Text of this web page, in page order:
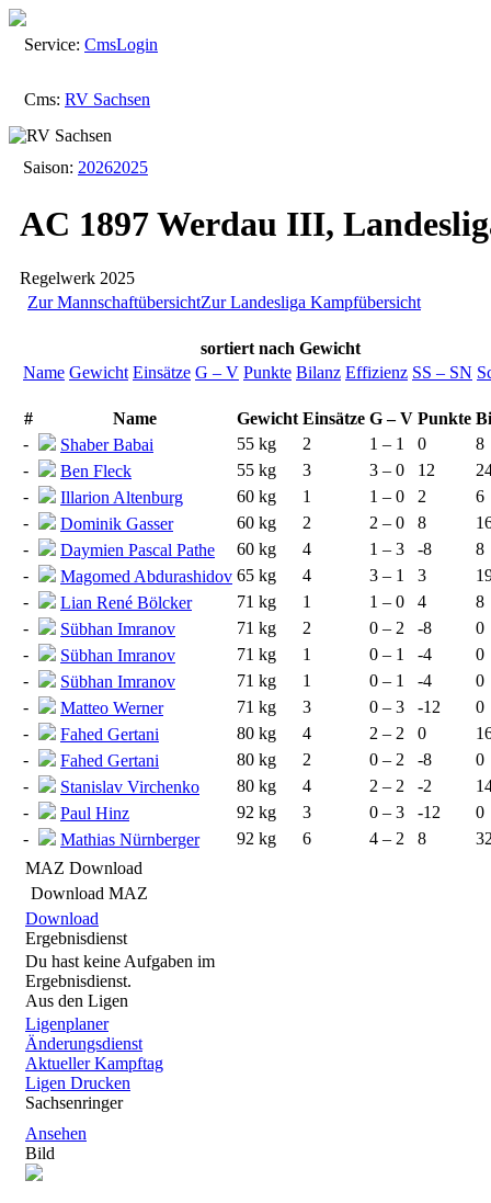
Cms: RV Sachsen
Service: CmsLogin
Saison: 20262025
AC 1897 Werdau III,
Regelwerk 2025
Zur MannschaftübersichtZur Landesliga Kampfübersicht
sortiert nach Gewicht
Name Gewicht Einsätze G – V Punkte Bilanz Effizienz SS – SN
# Name Gewicht Einsätze G – V Punkte
-
Shaber Babai 55 kg 2 1 – 1 0
8
-
Ben Fleck 55 kg 3 3 – 0 12
-
Illarion Altenburg 60 kg 1 1 – 0 2
6
-
Dominik Gasser 60 kg 2 2 – 0 8
-
Daymien Pascal Pathe 60 kg 4 1 – 3 -8
8
-
Magomed Abdurashidov 65 kg 4 3 – 1 3
-
Lian René Bölcker 71 kg 1 1 – 0 4
8
-
Sübhan Imranov 71 kg 2 0 – 2 -8
0
-
Sübhan Imranov 71 kg 1 0 – 1 -4
0
-
Sübhan Imranov 71 kg 1 0 – 1 -4
0
-
Matteo Werner 71 kg 3 0 – 3 -12
0
-
Fahed Gertani 80 kg 4 2 – 2 0
-
Fahed Gertani 80 kg 2 0 – 2 -8
0
-
Stanislav Virchenko 80 kg 4 2 – 2 -2
-
Paul Hinz 92 kg 3 0 – 3 -12
0
-
Mathias Nürnberger 92 kg 6 4 – 2 8
MAZ Download
Download MAZ
Download
Ergebnisdienst
Du hast keine Aufgaben im
Ergebnisdienst.
Aus den Ligen
Ligenplaner
Änderungsdienst
Aktueller Kampftag
Ligen Drucken
Sachsenringer
Ansehen
Bild